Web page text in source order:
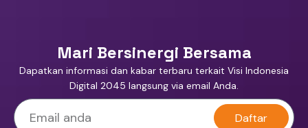
Mari Bersinergi Bersama
Dapatkan informasi dan kabar terbaru terkait Visi Indonesia
Digital 2045 langsung via email Anda.
Daftar